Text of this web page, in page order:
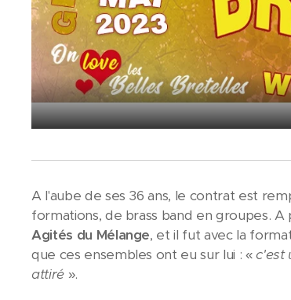
A l'aube de ses 36 ans, le contrat est
formations, de brass band en groupes. A
Agités du Mélange, et il fut avec la
que ces ensembles ont eu sur lui : «c'est
attiré».